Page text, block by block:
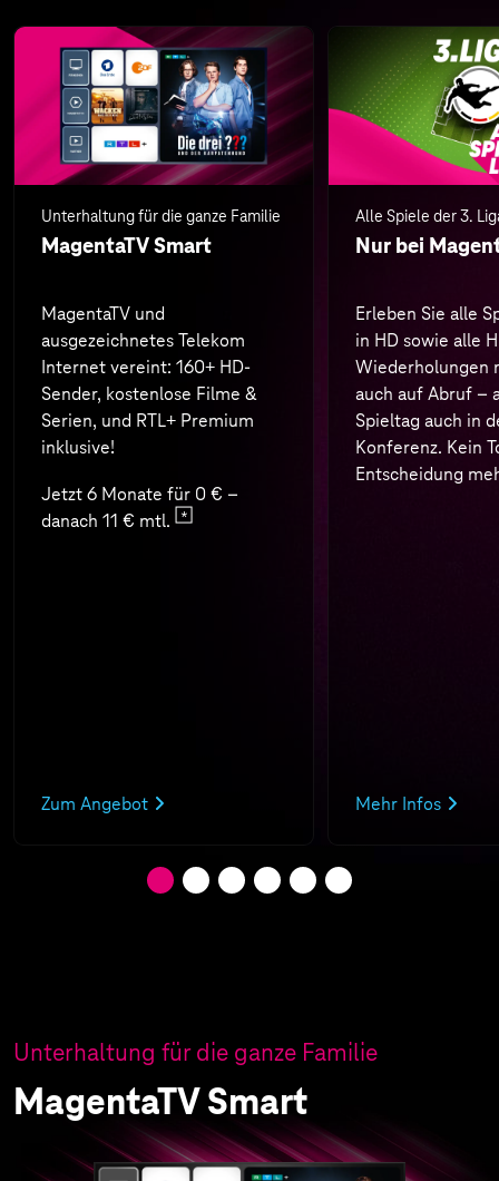
MagentaTV Smart
Unterhaltung für die ganze Familie
MagentaTV und
ausgezeichnetes Telekom
Internet vereint: 160+ HD-
Sender, kostenlose Filme &
Serien, und RTL+ Premium
inklusive!
Jetzt 6 Monate für 0 € –
danach 11 € mtl.
Zum Angebot
Nur bei
Alle Spiele der 3.
Erleben Sie alle
in HD sowie alle
Wiederholungen
auch auf Abruf –
Spieltag auch in
Konferenz. Kein
Entscheidung
Mehr Infos
Unterhaltung für die ganze Familie
MagentaTV Smart